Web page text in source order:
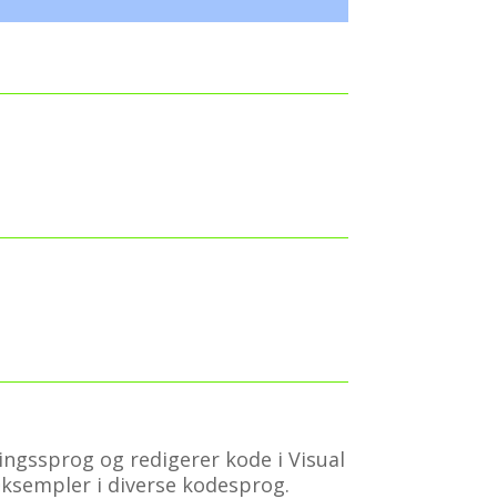
og redigerer kode i Visual
i diverse kodesprog.